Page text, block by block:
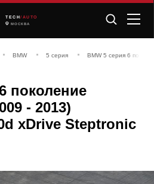
TECH /AUTO
МОСКВА
BMW 5 серия BMW 5 серия 6
поколение
- 2013)
xDrive Steptronic